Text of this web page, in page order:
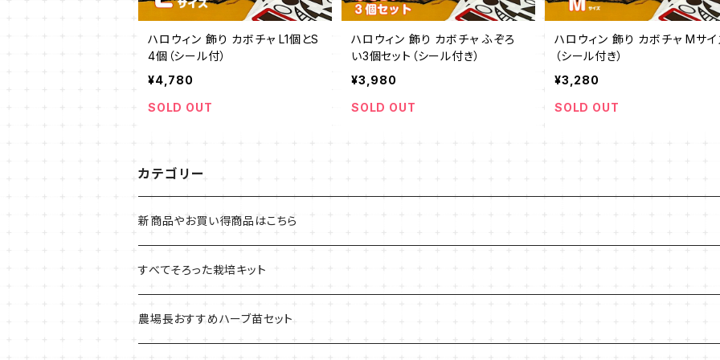
ハロウィン 飾り カボチャ L1個とS
4個（シール付）
¥4,780
SOLD OUT
ハロウィン 飾り カボチャ ふぞろ
い3個セット（シール付き）
¥3,980
SOLD OUT
ハロウィン 飾り カボチャ Mサイ
（シール付き）
¥3,280
SOLD OUT
カテゴリー
新商品やお買い得商品はこちら
今イチオシの商品
季節のおすすめ商品
すべてそろった栽培キット
フェルトプランターの栽培キット
農場長おすすめハーブ苗セット